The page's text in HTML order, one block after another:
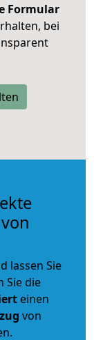
Formular
bei
lassen Sie
Sie die
einen
von